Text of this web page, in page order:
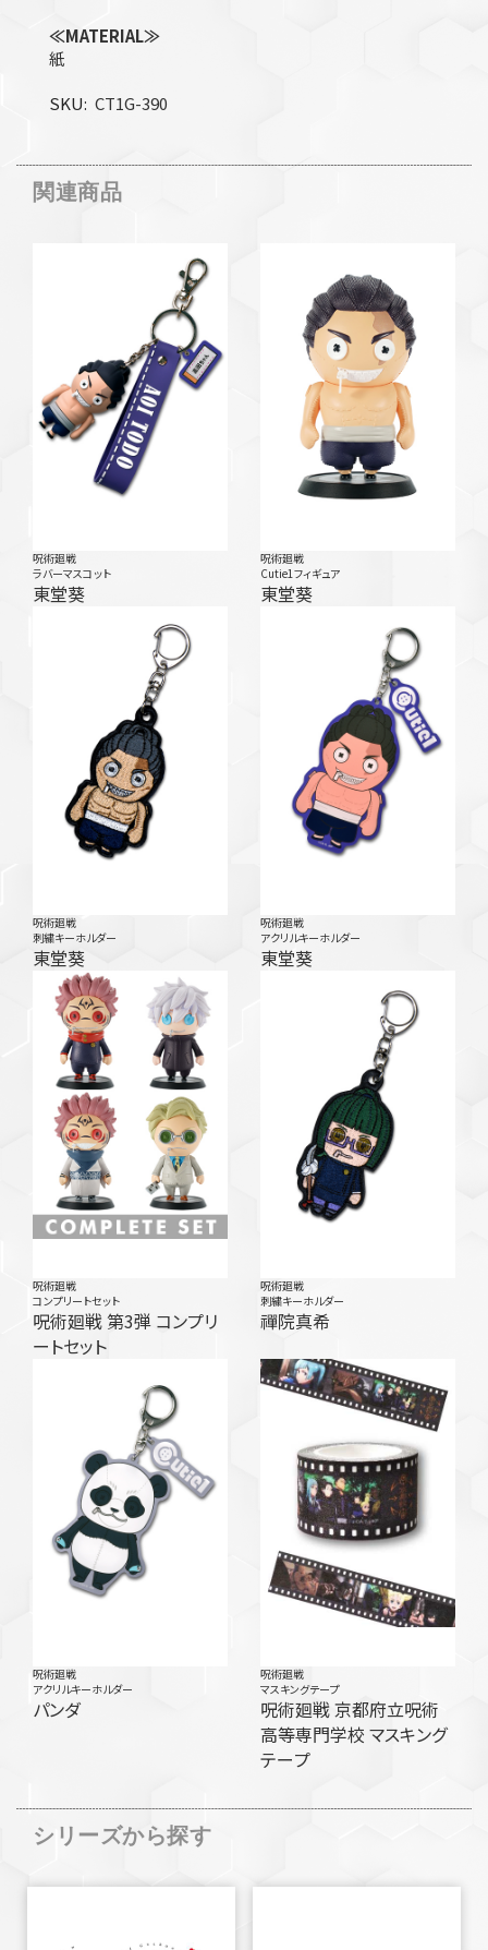
≪MATERIAL≫
紙
SKU CT1G-390
関連商品
呪術廻戦
ラバーマスコット
東堂葵
呪術廻戦
Cutie1フィギュア
東堂葵
呪術廻戦
刺繍キーホルダー
東堂葵
呪術廻戦
アクリルキーホルダー
東堂葵
呪術廻戦
コンプリートセット
呪術廻戦 第3弾 コンプリ
ートセット
呪術廻戦
刺繍キーホルダー
禪院真希
呪術廻戦
アクリルキーホルダー
パンダ
呪術廻戦
マスキングテープ
呪術廻戦 京都府立呪術
高等専門学校 マスキング
テープ
シリーズから探す